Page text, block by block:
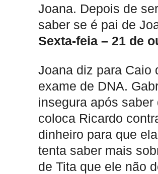
Joana. Depois de
saber se é pai de
Sexta-feia – 21 de
Joana diz para Caio
exame de DNA.
insegura após
coloca Ricardo
dinheiro para que
tenta saber mais
de Tita que ele não